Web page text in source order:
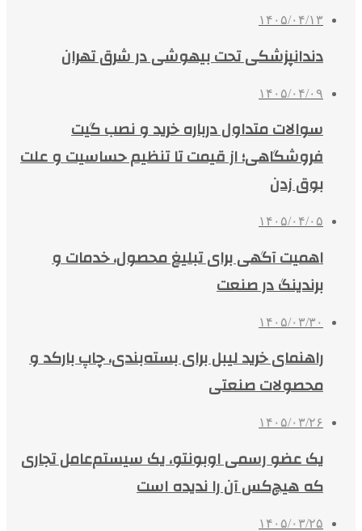
۱۴۰۵/۰۴/۱۳
دندانپزشکی تحت بیهوشی در شرق تهران
۱۴۰۵/۰۴/۰۹
سوالات متداول درباره خرید و نصب گیت
فروشگاهی؛ از قیمت تا تنظیم حساسیت و علت
بوق زدن
۱۴۰۵/۰۴/۰۵
اهمیت آگهی برای تبلیغ محصول، خدمات و
برندینگ در صنعت
۱۴۰۵/۰۳/۳۰
راهنمای خرید لیبل برای بسته‌بندی، چاپ بارکد و
محصولات صنعتی
۱۴۰۵/۰۳/۲۶
یک عضو رسمی اوبونتو، یک سیستم‌عامل تجاری
که هیچ‌کس آن را ندیده است
۱۴۰۵/۰۳/۲۵